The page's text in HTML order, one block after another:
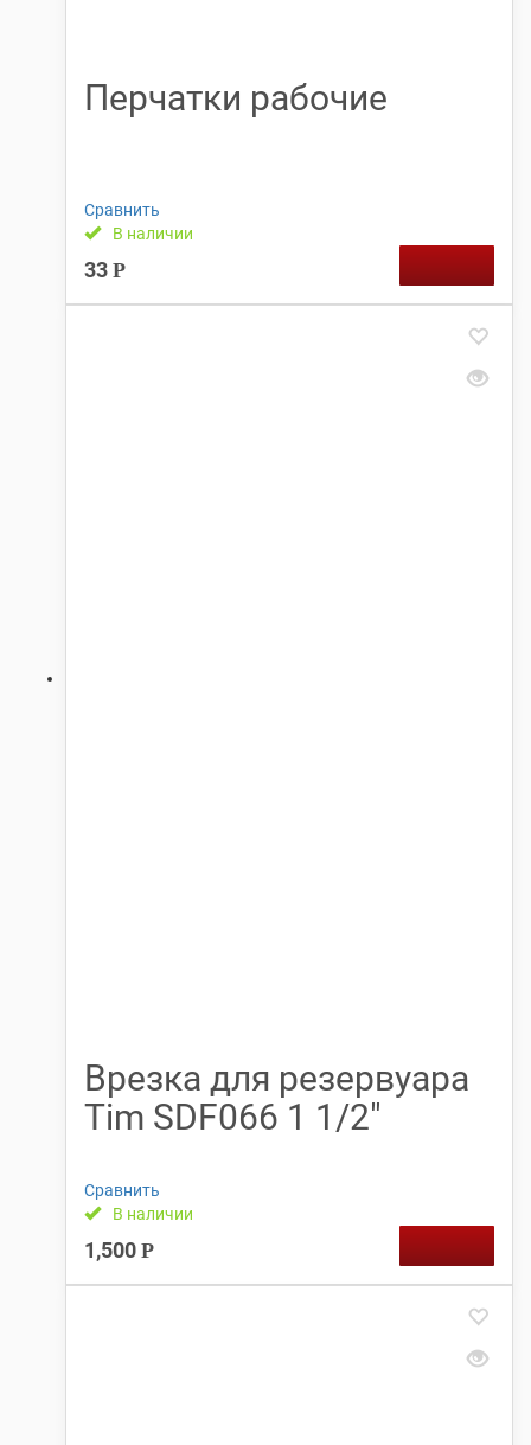
Перчатки рабочие
Сравнить
В наличии
33 Р
Врезка для резервуара
Tim SDF066 1 1/2″
Сравнить
В наличии
1,500 Р